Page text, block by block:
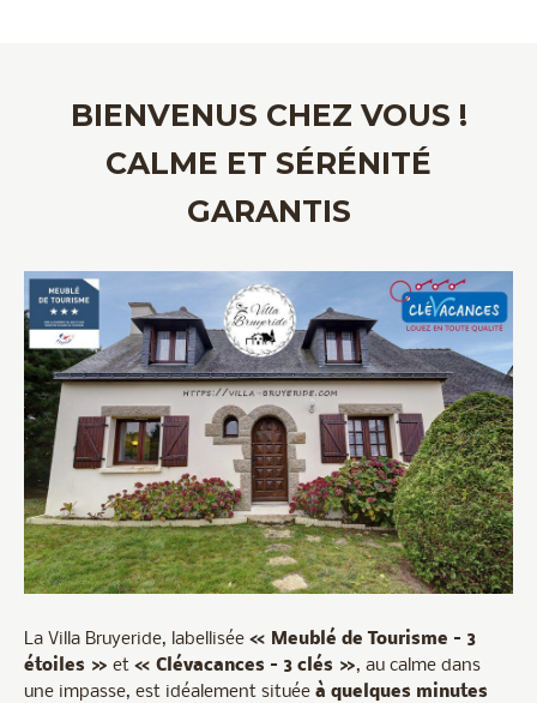
BIENVENUS CHEZ VOUS !
CALME ET SÉRÉNITÉ
GARANTIS
La Villa Bruyeride, labellisée « Meublé de Tourisme – 3
étoiles » et « Clévacances – 3 clés », au calme dans
une impasse, est idéalement située à quelques minutes